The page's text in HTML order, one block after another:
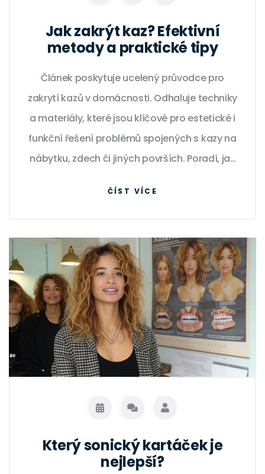
Jak zakrýt kaz? Efektivní
metody a praktické tipy
Článek poskytuje ucelený průvodce pro
zakrytí kazů v domácnosti. Odhaluje techniky
a materiály, které jsou klíčové pro estetické i
funkční řešení problémů spojených s kazy na
nábytku, zdech či jiných površích. Poradí, jak
ČÍST VÍCE
Který sonický kartáček je
nejlepší?